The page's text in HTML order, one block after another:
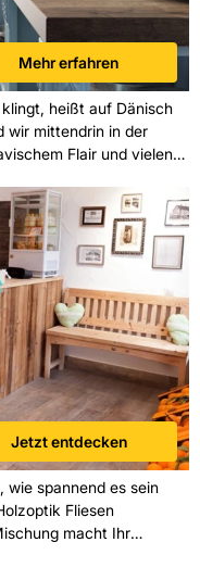
Mehr erfahren
heißt auf Dänisch
wir mittendrin in der
Flair und vielen
beraten und verlegt sie
Verband. Diese Fliesen
Jetzt entdecken
wie spannend es sein
Fliesen
macht Ihr